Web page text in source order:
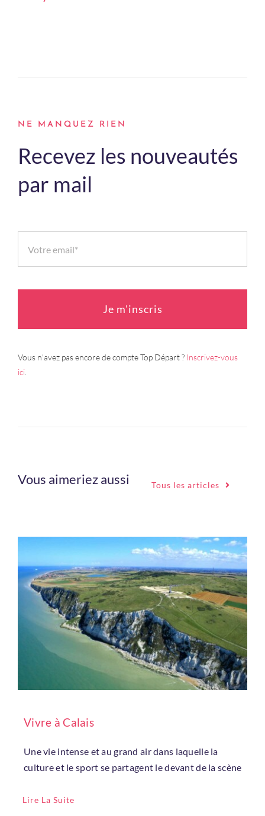
NE MANQUEZ RIEN
Recevez les nouveautés
par mail
Je m'inscris
Vous n'avez pas encore de compte Top Départ ? Inscrivez-vous
ici.
Vous aimeriez aussi Tous les articles
Vivre à Calais
Une vie intense et au grand air dans laquelle la
culture et le sport se partagent le devant de la scène
Lire La Suite